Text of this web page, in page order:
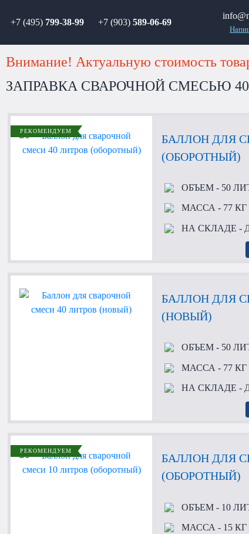
+7 (495) 799-38-99 +7 (903) 589-06-69
Внимание! Актуальную стоимость
ЗАПРАВКА СВАРОЧНОЙ СМЕСЬЮ
РЕКОМЕНДУЕМ
БАЛЛОН ДЛЯ
(ОБОРОТНЫЙ)
ОБЪЕМ- 50
МАССА - 77 КГ
НА СКЛАДЕ -
БАЛЛОН ДЛЯ
(НОВЫЙ)
ОБЪЕМ- 50
МАССА - 77 КГ
НА СКЛАДЕ -
РЕКОМЕНДУЕМ
БАЛЛОН ДЛЯ
(ОБОРОТНЫЙ)
ОБЪЕМ- 10
МАССА - 15 КГ